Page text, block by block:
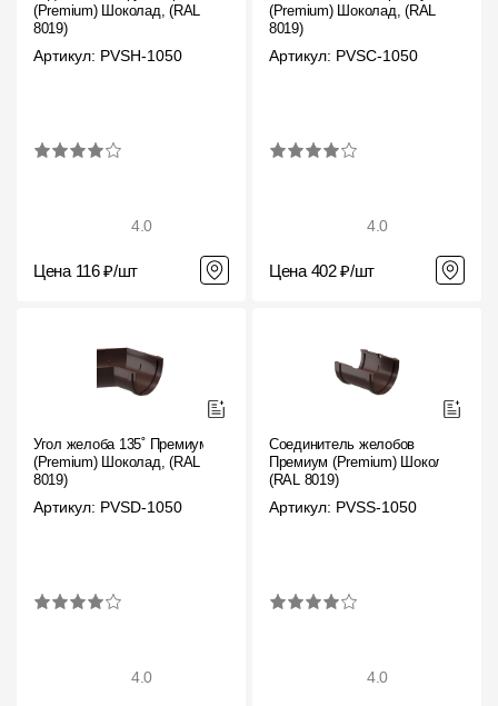
(Premium) Шоколад, (RAL
8019)
Артикул: PVSH-1050
4.0
Цена 116 ₽/шт
(Premium) Шоколад, (RAL
8019)
Артикул: PVSC-1050
4.0
Цена 402 ₽/шт
Угол желоба 135˚ Премиум
(Premium) Шоколад, (RAL
8019)
Артикул: PVSD-1050
4.0
Соединитель желобов
Премиум (Premium) Шоколад,
(RAL 8019)
Артикул: PVSS-1050
4.0